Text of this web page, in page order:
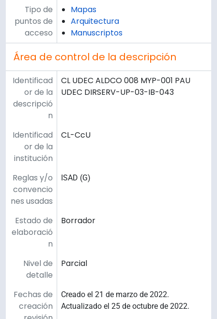
Tipo de
puntos de
acceso
Mapas
Arquitectura
Manuscriptos
Área de control de la descripción
Identificad
or de la
descripció
n
CL UDEC ALDCO 008 MYP-001 PAU
UDEC DIRSERV-UP-03-IB-043
Identificad
or de la
institución
CL-CcU
Reglas y/o
convencio
nes usadas
ISAD (G)
Estado de
elaboració
n
Borrador
Nivel de
detalle
Parcial
Fechas de
creación
Creado el 21 de marzo de 2022.
Actualizado el 25 de octubre de 2022.